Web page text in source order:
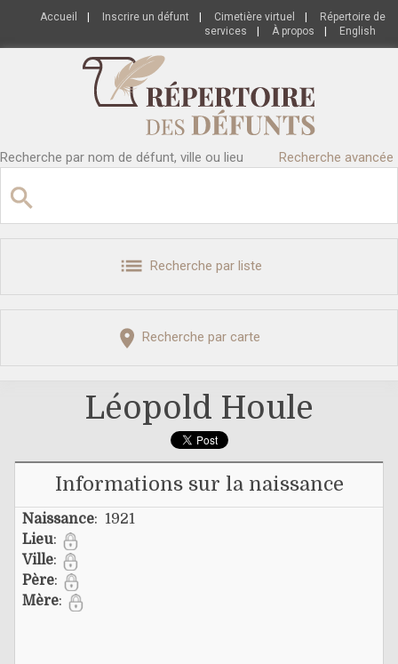
Accueil Inscrire un défunt Cimetière virtuel
Répertoire de
services
À propos English
Recherche par nom de défunt, ville ou lieu Recherche avancée
Recherche par liste
Recherche par carte
Léopold Houle
Informations sur la naissance
Naissance: 1921
Lieu:
Ville:
Père:
Mère: